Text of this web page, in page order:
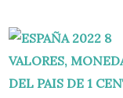
El
precio
original
era:
8,95 €.
El
precio
actual
es:
7,95 €.